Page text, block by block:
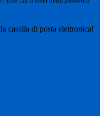
casella di posta elettronica!